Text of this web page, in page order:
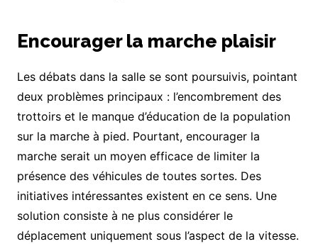
Encourager la marche plaisir
Les débats dans la salle se sont poursuivis, pointant
deux problèmes principaux : l’encombrement des
trottoirs et le manque d’éducation de la population
sur la marche à pied. Pourtant, encourager la
marche serait un moyen efficace de limiter la
présence des véhicules de toutes sortes. Des
initiatives intéressantes existent en ce sens. Une
solution consiste à ne plus considérer le
déplacement uniquement sous l’aspect de la vitesse.